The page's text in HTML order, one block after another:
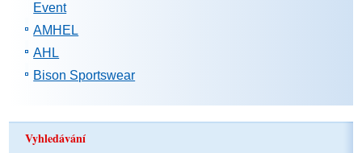
Event
AMHEL
AHL
Bison Sportswear
Vyhledávání